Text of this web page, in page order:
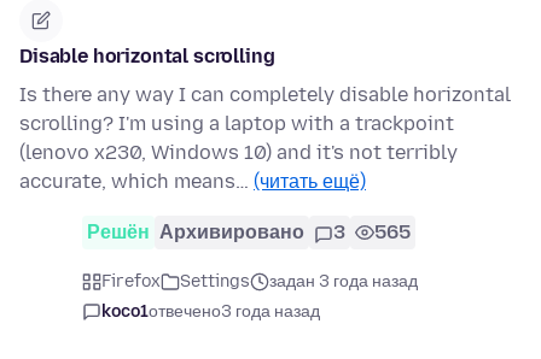
Disable horizontal scrolling
Is there any way I can completely disable horizontal
scrolling? I'm using a laptop with a trackpoint
(lenovo x230, Windows 10) and it's not terribly
accurate, which means… (читать ещё)
Решён Архивировано 3 565
Firefox Settings
задан 3 года назад
koco1отвечено3 года назад